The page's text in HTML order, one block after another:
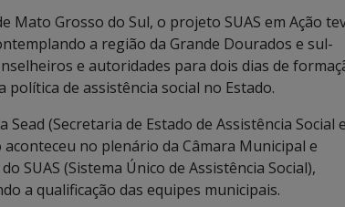
Mato Grosso do Sul, o projeto SUAS em Ação
a região da Grande Dourados e sul-
e autoridades para dois dias de
de assistência social no Estado.
(Secretaria de Estado de Assistência Social e
no plenário da Câmara Municipal e
SUAS (Sistema Único de Assistência Social),
a qualificação das equipes municipais.